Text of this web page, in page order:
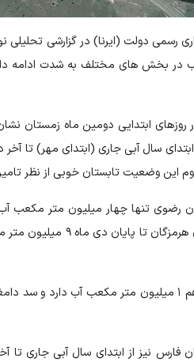
رسمی دولت (ایرنا) در گزارشی
بخش های مختلف به شدت ادامه دارد
ابتدایی دومین ماه زمستان
این وضعیت تابستان خوبی از نظر
حجم موجودی آب سد